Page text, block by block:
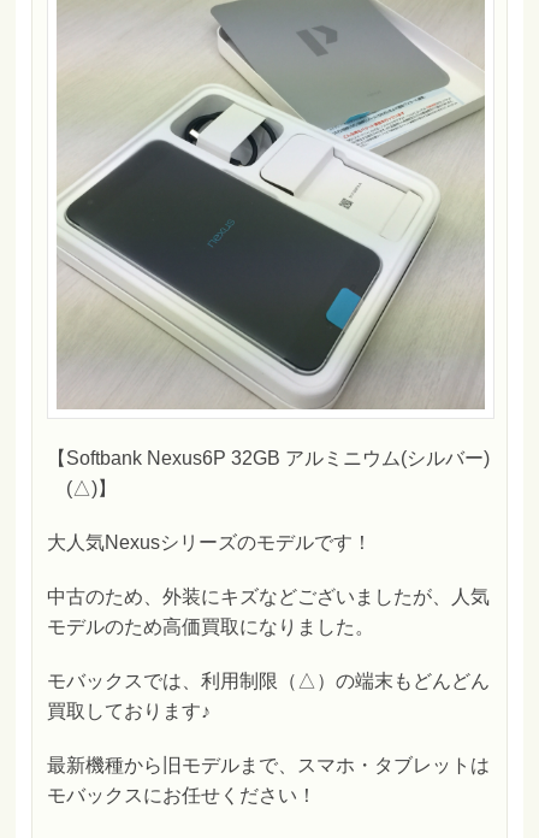
【Softbank Nexus6P 32GB アルミニウム(シルバー)
(△)】
大人気Nexusシリーズのモデルです！
中古のため、外装にキズなどございましたが、人気
モデルのため高価買取になりました。
モバックスでは、利用制限（△）の端末もどんどん
買取しております♪
最新機種から旧モデルまで、スマホ・タブレットは
モバックスにお任せください！